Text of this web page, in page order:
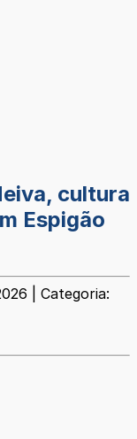
cultura
Espigão
| Categoria: